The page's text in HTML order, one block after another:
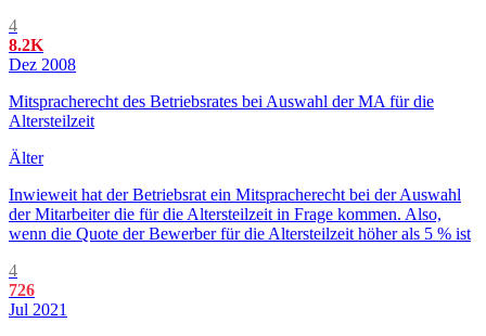
4
8.2K
Dez 2008
Mitspracherecht des Betriebsrates bei Auswahl der MA für die
Altersteilzeit
Älter
Inwieweit hat der Betriebsrat ein Mitspracherecht bei der Auswahl
der Mitarbeiter die für die Altersteilzeit in Frage kommen. Also,
wenn die Quote der Bewerber für die Altersteilzeit höher als 5 % ist
4
726
Jul 2021